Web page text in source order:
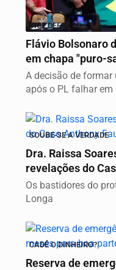
VICE DEFINIDO
Flávio Bolsonaro
em chapa "puro-
A decisão de formar
após o PL falhar
SOUBE-SE A VERDADE
Dra. Raissa
Os bastidores do
Longa
CADÊ O DINHEIRO?
Reserva de